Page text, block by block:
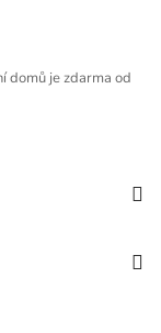
domů je zdarma od